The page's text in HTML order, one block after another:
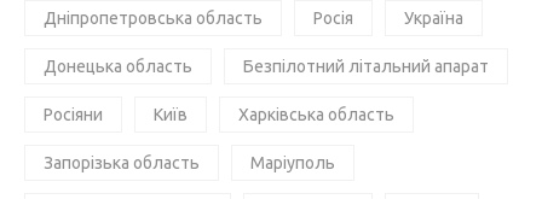
Дніпропетровська область Росія Україна
Донецька область Безпілотний літальний апарат
Росіяни Київ Харківська область
Запорізька область Маріуполь